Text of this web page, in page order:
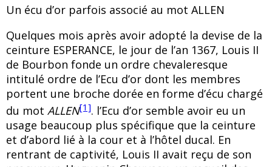
Un écu d’or parfois associé au mot ALLEN
Quelques mois après avoir adopté la devise de la
ceinture ESPERANCE, le jour de l’an 1367, Louis II
de Bourbon fonde un ordre chevaleresque
intitulé ordre de l’Ecu d’or dont les membres
portent une broche dorée en forme d’écu chargé
du mot ALLEN[1]. l’Ecu d’or semble avoir eu un
usage beaucoup plus spécifique que la ceinture
et d’abord lié à la cour et à l’hôtel ducal. En
rentrant de captivité, Louis II avait reçu de son